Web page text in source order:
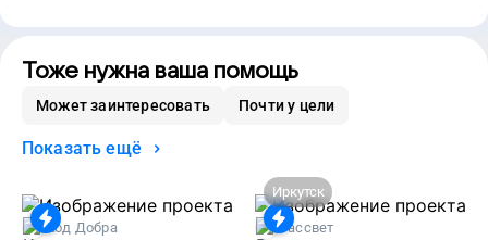
Тоже нужна ваша помощь
Может заинтересовать Почти у цели
Показать ещё
Код Добра
Иркутск
Рассвет